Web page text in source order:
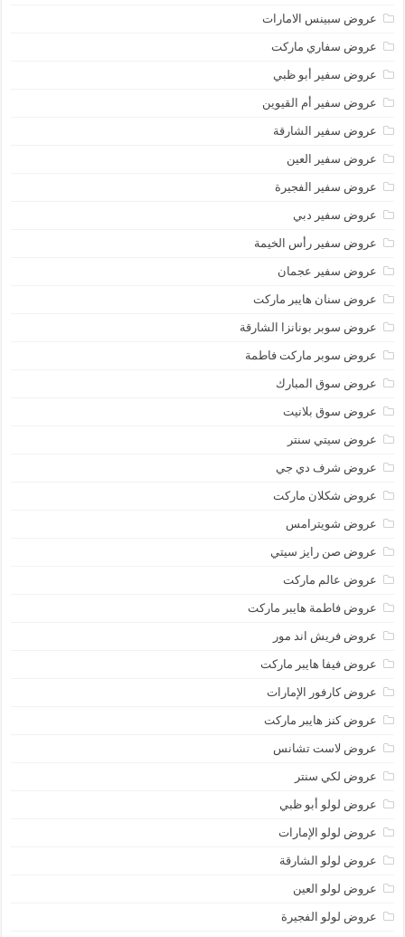
عروض سبينس الامارات
عروض سفاري ماركت
عروض سفير أبو ظبي
عروض سفير أم القيوين
عروض سفير الشارقة
عروض سفير العين
عروض سفير الفجيرة
عروض سفير دبي
عروض سفير رأس الخيمة
عروض سفير عجمان
عروض سنان هايبر ماركت
عروض سوبر بونانزا الشارقة
عروض سوبر ماركت فاطمة
عروض سوق المبارك
عروض سوق بلانيت
عروض سيتي سنتر
عروض شرف دي جي
عروض شكلان ماركت
عروض شويترامس
عروض صن رايز سيتي
عروض عالم ماركت
عروض فاطمة هايبر ماركت
عروض فريش اند مور
عروض فيفا هايبر ماركت
عروض كارفور الإمارات
عروض كنز هايبر ماركت
عروض لاست تشانس
عروض لكي سنتر
عروض لولو أبو ظبي
عروض لولو الإمارات
عروض لولو الشارقة
عروض لولو العين
عروض لولو الفجيرة